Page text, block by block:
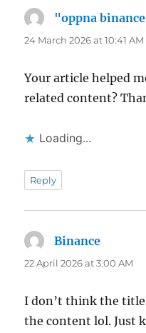
"oppna
24 March 2026 at 10:41 AM
Your article helped
related content?
Loading...
Reply
Binance
22 April 2026 at 3:00 AM
I don’t think the
the content lol. Just